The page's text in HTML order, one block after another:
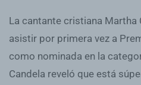
La cantante cristiana Martha
asistir por primera vez a
como nominada en la
Candela reveló que está